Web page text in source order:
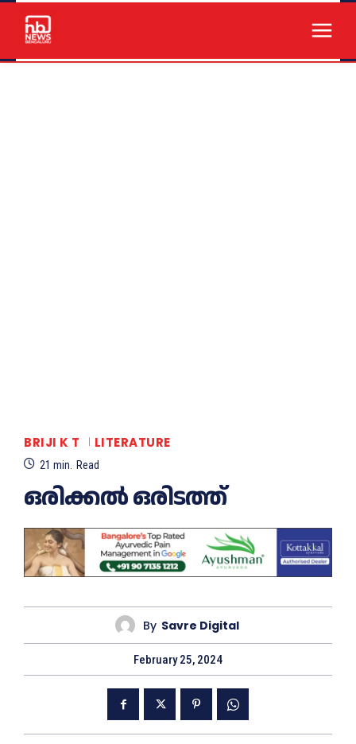
BRIJI K T LITERATURE
21 min. Read
ഒരിക്കൽ ഒരിടത്ത്
By Savre Digital
February 25, 2024